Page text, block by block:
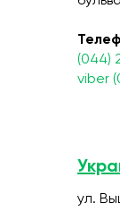
(044)
viber
ул.